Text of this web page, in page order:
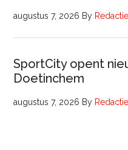
augustus 7, 2026 By Redactie
SportCity opent
Doetinchem
augustus 7, 2026 By Redactie